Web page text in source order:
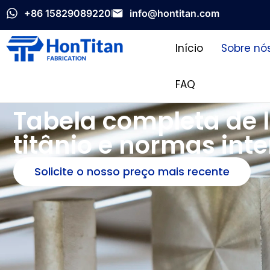
+86 15829089220 info@hontitan.com
Início Sobre
FAQ
Tabela completa de
titânio e normas
Solicite o nosso preço mais recente